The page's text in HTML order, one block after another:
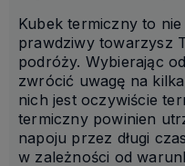
Kubek termiczny to
prawdziwy towarzysz
podróży. Wybierając
zwrócić uwagę na
nich jest oczywiście
termiczny powinien
napoju przez długi
w zależności od